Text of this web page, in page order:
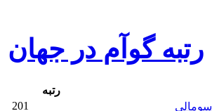
رتبه گوآم در جهان
رتبه
201
سومالی